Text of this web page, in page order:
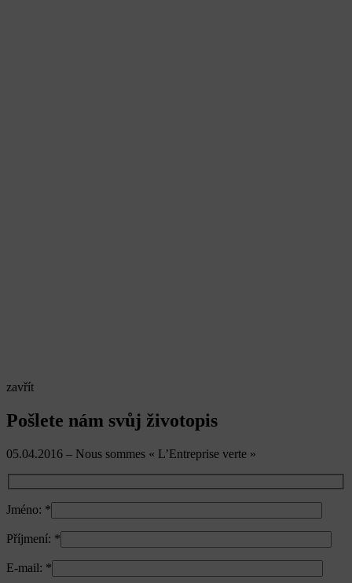
zavřít
Pošlete nám svůj životopis
05.04.2016 – Nous sommes « L’Entreprise verte »
Jméno: *
Příjmení: *
E-mail: *